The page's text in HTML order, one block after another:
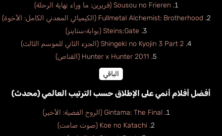
Sousou no Frieren (فريرين: ما وراء نهاية الرحلة)
Fullmetal Alchemist: Brotherhood (الكيميائي المعدني الكامل: الأخوة)
Steins;Gate (بوابة؛ستاينز)
Shingeki no Kyojin 3 Part 2 (الجزء الثاني للموسم الثالث)
Hunter x Hunter 2011 (القناص)
الباقي
أفضل أفلام أنمي على الإطلاق حسب الترتيب العالمي (محدث)
Gintama: The Final (الروح الفضية: الأخير)
Koe no Katachi (صوت صامت)